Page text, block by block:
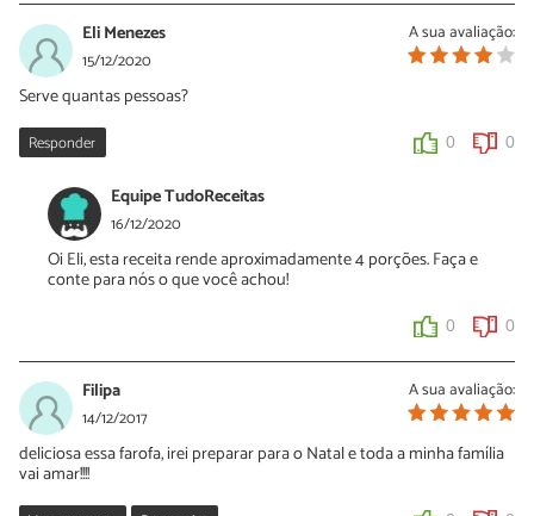
A sua avaliação:
Eli Menezes
15/12/2020
Serve quantas pessoas?
Responder 0 0
Equipe TudoReceitas
16/12/2020
Oi Eli, esta receita rende aproximadamente 4 porções. Faça e
conte para nós o que você achou!
0 0
A sua avaliação:
Filipa
14/12/2017
deliciosa essa farofa, irei preparar para o Natal e toda a minha família
vai amar!!!!